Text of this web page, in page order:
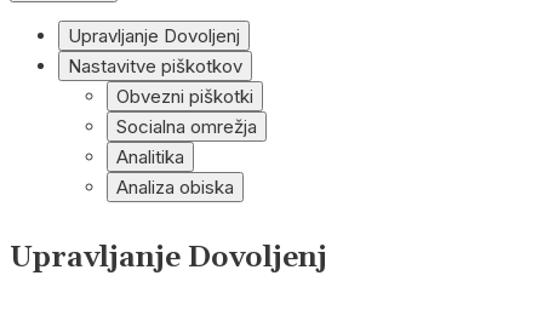
Upravljanje Dovoljenj
Nastavitve piškotkov
Obvezni piškotki
Socialna omrežja
Analitika
Analiza obiska
Upravljanje Dovoljenj